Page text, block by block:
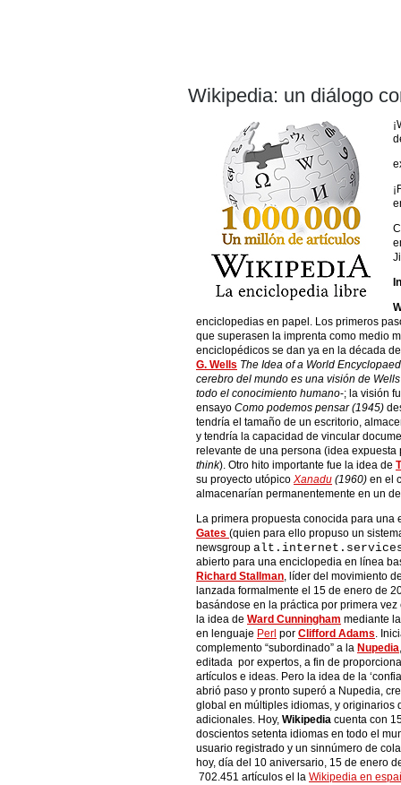
Wikipedia: un diálogo
enciclopedias en papel. Los primeros
que superasen la imprenta como medio
enciclopédicos se dan ya en la década
G. Wells The Idea of a World
cerebro del mundo es una visión de
todo el conocimiento humano-; la visión
ensayo Como podemos pensar (1945)
tendría el tamaño de un escritorio,
y tendría la capacidad de vincular
relevante de una persona (idea
think). Otro hito importante fue la idea de
su proyecto utópico Xanadu (1960) en el
almacenarían permanentemente en un
La primera propuesta conocida para
Gates (quien para ello propuso un
newsgroup
abierto para una enciclopedia en línea
Richard Stallman, líder del movimiento
lanzada formalmente el 15 de enero de
basándose en la práctica por primera
la idea de Ward Cunningham mediante
en lenguaje Perl por Clifford Adams.
complemento “subordinado” a la Nupedia
editada por expertos, a fin de
artículos e ideas. Pero la idea de la
abrió paso y pronto superó a Nupedia,
global en múltiples idiomas, y originarios
adicionales. Hoy, Wikipedia cuenta con
doscientos setenta idiomas en todo el
usuario registrado y un sinnúmero de
hoy, día del 10 aniversario, 15 de enero
702.451 artículos el la Wikipedia en